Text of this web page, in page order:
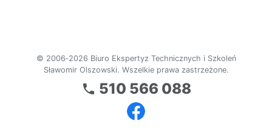
© 2006‑2026 Biuro Ekspertyz Technicznych i Szkoleń
Sławomir Olszowski. Wszelkie prawa zastrzeżone.
local_phone 510 566 088